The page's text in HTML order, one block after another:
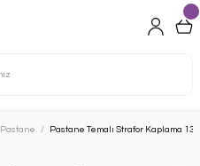
Pastane Pastane Temalı Strafor Kaplama